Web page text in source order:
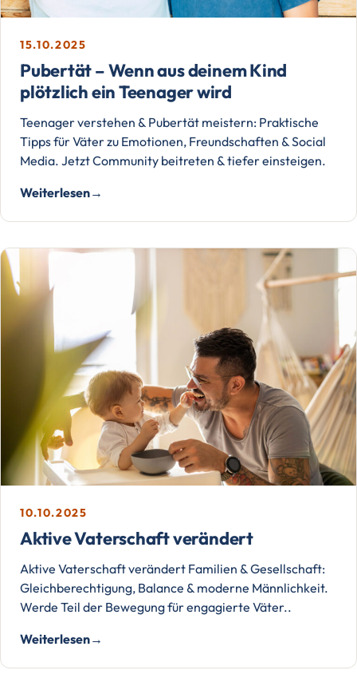
15.10.2025
Pubertät – Wenn aus deinem Kind
plötzlich ein Teenager wird
Teenager verstehen & Pubertät meistern: Praktische
Tipps für Väter zu Emotionen, Freundschaften & Social
Media. Jetzt Community beitreten & tiefer einsteigen.
Weiterlesen
10.10.2025
Aktive Vaterschaft verändert
Aktive Vaterschaft verändert Familien & Gesellschaft:
Gleichberechtigung, Balance & moderne Männlichkeit.
Werde Teil der Bewegung für engagierte Väter..
Weiterlesen